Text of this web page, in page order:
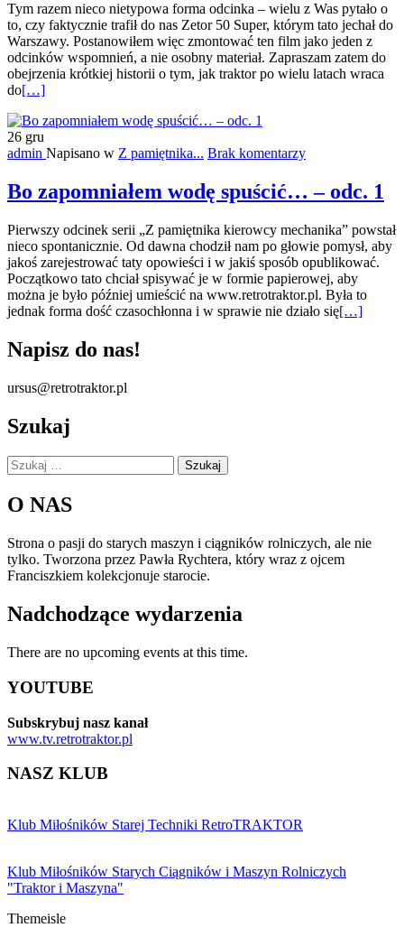
Tym razem nieco nietypowa forma odcinka – wielu z Was pytało o
to, czy faktycznie trafił do nas Zetor 50 Super, którym tato jechał do
Warszawy. Postanowiłem więc zmontować ten film jako jeden z
odcinków wspomnień, a nie osobny materiał. Zapraszam zatem do
obejrzenia krótkiej historii o tym, jak traktor po wielu latach wraca
doWięcej
od
zagłady
–
28
[…]
26 gru
admin Napisano w Z pamiętnika... Brak komentarzy
Bo zapomniałem wodę spuścić… – odc. 1
Pierwszy odcinek serii „Z pamiętnika kierowcy mechanika” powstał
nieco spontanicznie. Od dawna chodził nam po głowie pomysł, aby
jakoś zarejestrować taty opowieści i w jakiś sposób opublikować.
Początkowo tato chciał spisywać je w formie papierowej, aby
można je było później umieścić na www.retrotraktor.pl. Była to
jednak forma dość czasochłonna i w sprawie nie działo sięWięcej
[…]
Napisz do nas!
ursus@retrotraktor.pl
Szukaj
Szukaj:
O NAS
Strona o pasji do starych maszyn i ciągników rolniczych, ale nie
tylko. Tworzona przez Pawła Rychtera, który wraz z ojcem
Franciszkiem kolekcjonuje starocie.
Nadchodzące wydarzenia
There are no upcoming events at this time.
YOUTUBE
Subskrybuj nasz kanał
www.tv.retrotraktor.pl
NASZ KLUB
Klub Miłośników Starej Techniki RetroTRAKTOR
Klub Miłośników Starych Ciągników i Maszyn Rolniczych
"Traktor i Maszyna"
Themeisle